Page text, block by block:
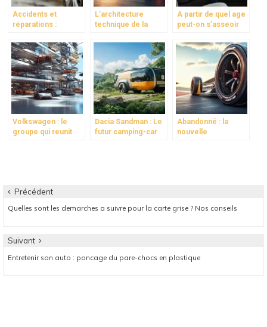
Accidents et
réparations :
l’historique complet
d’une voiture
d’occasion
L’architecture
technique de la
décryptée par les
experts
A partir de quel age
peut-on s’asseoir
voiture ? Les
conditions legales
expliquees
Volkswagen : le
groupe qui reunit
Dacia Sandman : Le
futur camping-car
Abandonné : la
nouvelle
Navigation
de
l’article
Précédent
Article
Quelles sont les demarches a suivre pour la carte grise ? Nos conseils
Suivant
Entretenir son auto : poncage du pare-chocs en plastique